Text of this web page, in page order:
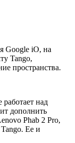
Google iO, на
Tango,
пространства.
над
дополнить
Phab 2 Pro,
Ее и